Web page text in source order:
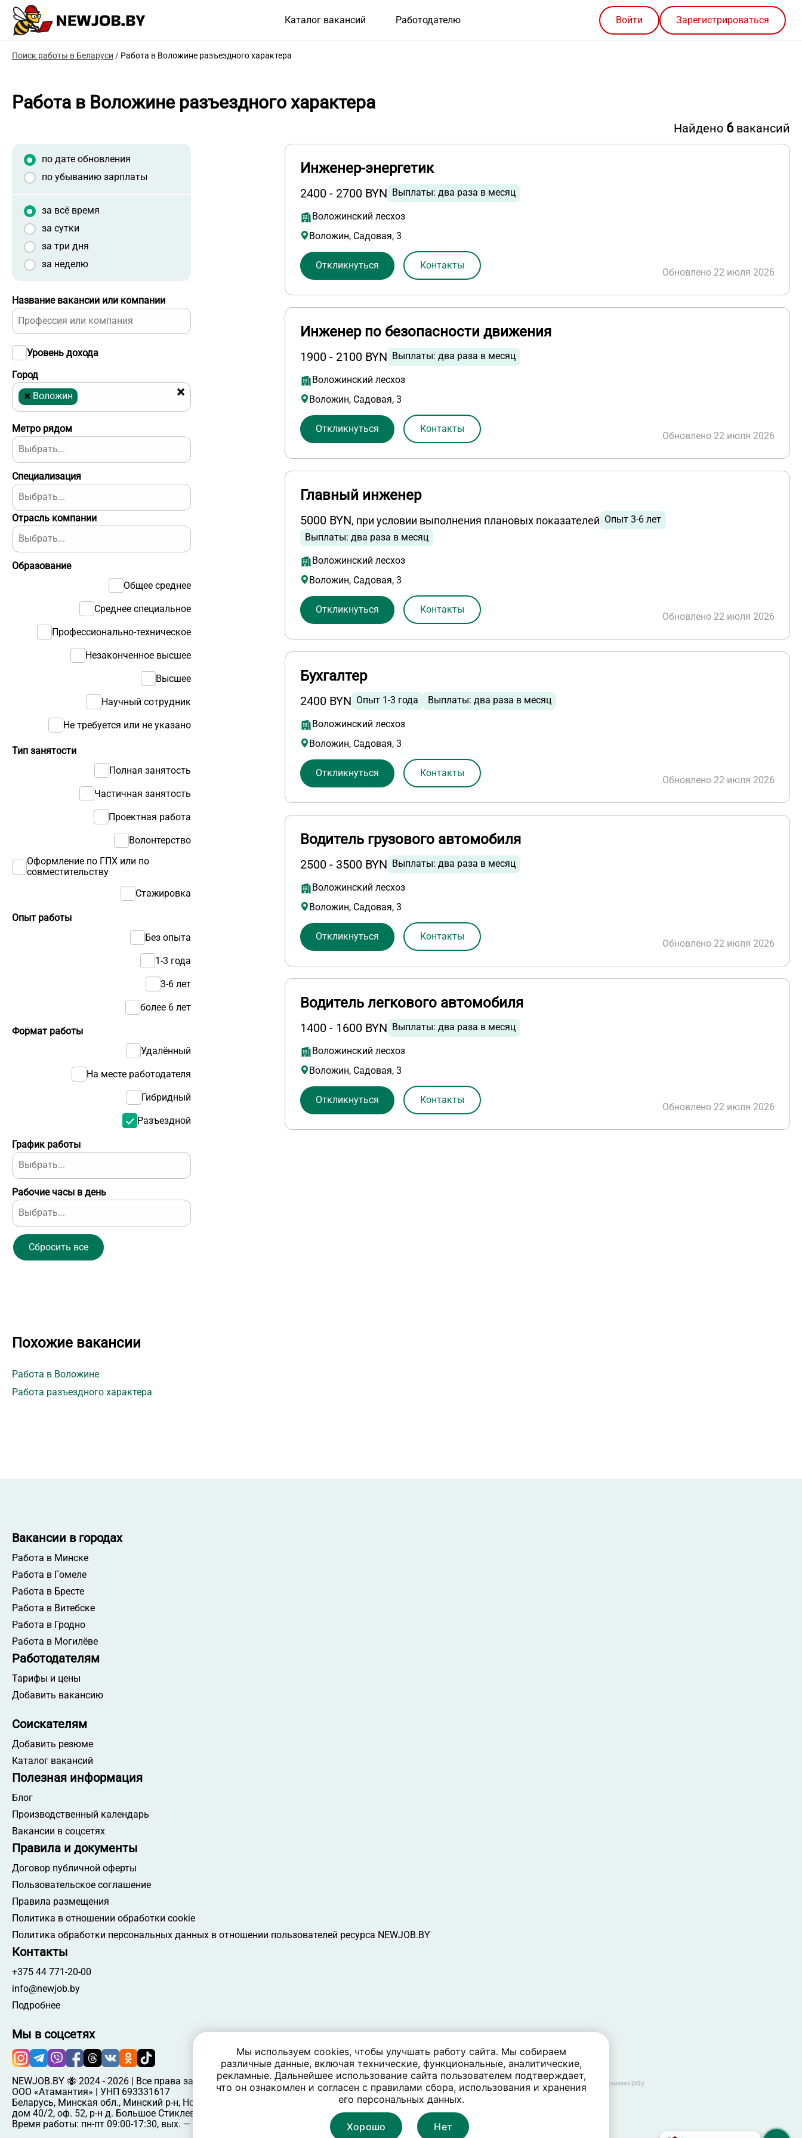
Каталог вакансий Работодателю Войти Зарегистрироваться
Поиск работы в Беларуси / Работа в Воложине разъездного характера
Работа в Воложине разъездного характера
Отрасль компании
Название вакансии или компании
Тип занятости
Полная занятость
Частичная занятость
Проектная работа
Волонтерство
Оформление по ГПХ или по
совместительству
Стажировка
Город
×
× Воложин
Уровень дохода
Образование
Общее среднее
Среднее специальное
Профессионально-техническое
Незаконченное высшее
Высшее
Научный сотрудник
Не требуется или не указано
Опыт работы
Без опыта
1-3 года
3-6 лет
более 6 лет
График работы
Рабочие часы в день
Формат работы
Удалённый
На месте работодателя
Гибридный
Разъездной
Сбросить все
Метро рядом
по дате обновления
по убыванию зарплаты
за всё время
за сутки
за три дня
за неделю
Специализация
Найдено 6вакансий
Инженер-энергетик
2400 - 2700 BYN Выплаты: два раза в месяц
Воложинский лесхоз
Воложин, Садовая, 3
Обновлено 22 июля 2026
Откликнуться Контакты
Инженер по безопасности движения
1900 - 2100 BYN Выплаты: два раза в месяц
Воложинский лесхоз
Воложин, Садовая, 3
Обновлено 22 июля 2026
Откликнуться Контакты
Главный инженер
5000 BYN, при условии выполнения плановых показателей Опыт 3-6 лет
Выплаты: два раза в месяц
Воложинский лесхоз
Воложин, Садовая, 3
Обновлено 22 июля 2026
Откликнуться Контакты
Бухгалтер
2400 BYN Опыт 1-3 года Выплаты: два раза в месяц
Воложинский лесхоз
Воложин, Садовая, 3
Обновлено 22 июля 2026
Откликнуться Контакты
Водитель грузового автомобиля
2500 - 3500 BYN Выплаты: два раза в месяц
Воложинский лесхоз
Воложин, Садовая, 3
Обновлено 22 июля 2026
Откликнуться Контакты
Водитель легкового автомобиля
1400 - 1600 BYN Выплаты: два раза в месяц
Воложинский лесхоз
Воложин, Садовая, 3
Обновлено 22 июля 2026
Откликнуться Контакты
Похожие вакансии
Работа в Воложине
Работа разъездного характера
Вакансии в городах
Работа в Минске
Работа в Гомеле
Работа в Бресте
Работа в Витебске
Работа в Гродно
Работа в Могилёве
Работодателям
Тарифы и цены
Добавить вакансию
Соискателям
Добавить резюме
Каталог вакансий
Полезная информация
Блог
Производственный календарь
Вакансии в соцсетях
Правила и документы
Договор публичной оферты
Пользовательское соглашение
Правила размещения
Политика в отношении обработки cookie
Политика обработки персональных данных в отношении пользователей ресурса NEWJOB.BY
Контакты
+375 44 771-20-00
info@newjob.by
Подробнее
Мы в соцсетях
NEWJOB.BY 🐝 2024 - 2026 | Все права защищены
ООО «Атамантия» | УНП 693331617
Беларусь, Минская обл., Минский р-н, Новодворский c/c,
дом 40/2, оф. 52, р-н д. Большое Стиклево, 223060
Время работы: пн-пт 09:00-17:30, вых. — сб, вс
Мы используем cookies, чтобы улучшать работу сайта. Мы собираем
различные данные, включая технические, функциональные, аналитические,
рекламные. Дальнейшее использование сайта пользователем подтверждает,
что он ознакомлен и согласен с правилами сбора, использования и хранения
его персональных данных.
Хорошо Нет